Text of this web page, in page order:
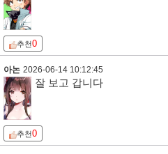
추천0
아논 2026-06-14 10:12:45
잘 보고 갑니다
추천0